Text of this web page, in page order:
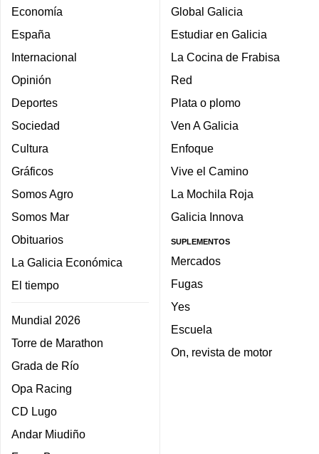
Economía
España
Internacional
Opinión
Deportes
Sociedad
Cultura
Gráficos
Somos Agro
Somos Mar
Obituarios
La Galicia Económica
El tiempo
Mundial 2026
Torre de Marathon
Grada de Río
Opa Racing
CD Lugo
Andar Miudiño
Global Galicia
Estudiar en Galicia
La Cocina de Frabisa
Red
Plata o plomo
Ven A Galicia
Enfoque
Vive el Camino
La Mochila Roja
Galicia Innova
SUPLEMENTOS
Mercados
Fugas
Yes
Escuela
On, revista de motor